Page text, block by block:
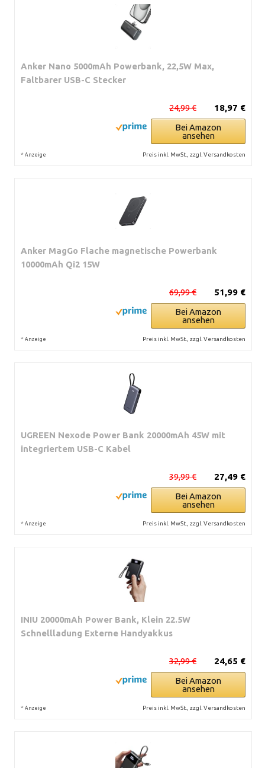
Anker Nano 5000mAh Powerbank, 22,5W Max,
Faltbarer USB-C Stecker
18,97 €
24,99 €
Bei Amazon
ansehen
* Anzeige Preis inkl. MwSt., zzgl. Versandkosten
Anker MagGo Flache magnetische Powerbank
10000mAh Qi2 15W
51,99 €
69,99 €
Bei Amazon
ansehen
* Anzeige Preis inkl. MwSt., zzgl. Versandkosten
UGREEN Nexode Power Bank 20000mAh 45W mit
integriertem USB-C Kabel
27,49 €
39,99 €
Bei Amazon
ansehen
* Anzeige Preis inkl. MwSt., zzgl. Versandkosten
INIU 20000mAh Power Bank, Klein 22.5W
Schnellladung Externe Handyakkus
24,65 €
32,99 €
Bei Amazon
ansehen
* Anzeige Preis inkl. MwSt., zzgl. Versandkosten